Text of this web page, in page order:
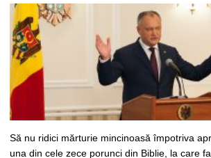
Să nu ridici mărturie mincinoasă împotriva
una din cele zece porunci din Biblie, la care